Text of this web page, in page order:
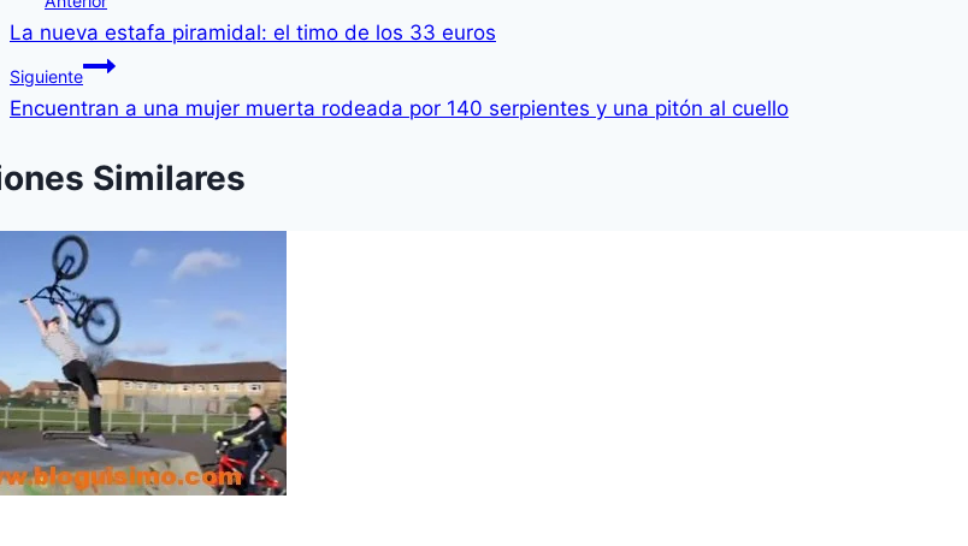
La nueva estafa piramidal: el timo de los 33 euros
Siguiente
Encuentran a una mujer muerta rodeada por 140 serpientes y una pitón al cuello
Similares